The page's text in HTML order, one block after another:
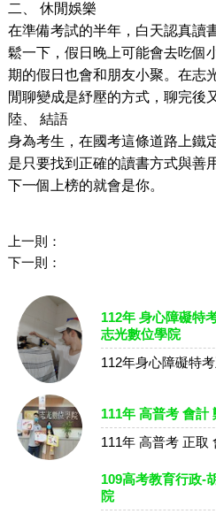
二、
休閒娛樂
在準備考試的半年，白天認真讀
鬆一下，假日晚上可能會去吃個
期的假日也會和朋友小聚。在志
閒聊變成是紓壓的方式，聊完後
陸、
結語
身為考生，在國考這條道路上鐵
是只要找到正確的讀書方式與善
下一個上榜的就會是你。
上一則：
下一則：
112年 身心障礙特
志光數位學院
112年身心障礙特
111年 高普考 會計
111年 高普考 正取
109高考教育行政-
院